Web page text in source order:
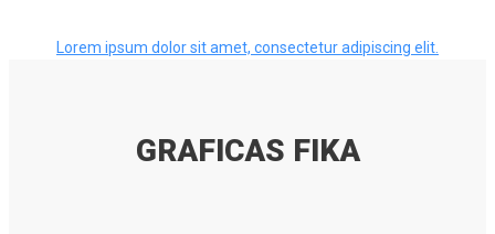
Lorem ipsum dolor sit amet, consectetur adipiscing elit.
GRAFICAS FIKA